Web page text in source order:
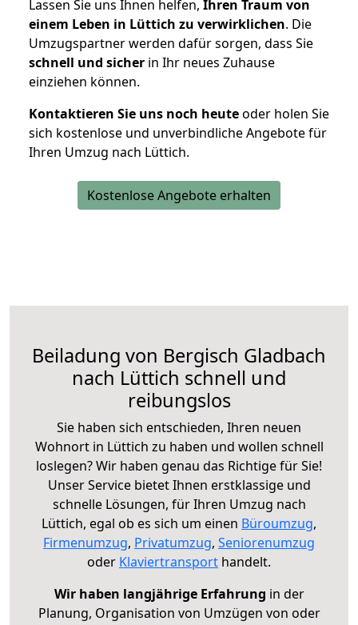
Lassen Sie uns Ihnen helfen, Ihren Traum von
einem Leben in Lüttich zu verwirklichen. Die
Umzugspartner werden dafür sorgen, dass Sie
schnell und sicher in Ihr neues Zuhause
einziehen können.
Kontaktieren Sie uns noch heuteoder holen Sie
sich kostenlose und unverbindliche Angebote für
Ihren Umzug nach Lüttich.
Kostenlose Angebote erhalten
Beiladung von Bergisch Gladbach
nach Lüttich schnell und
reibungslos
Sie haben sich entschieden, Ihren neuen
Wohnort in Lüttich zu haben und wollen schnell
loslegen? Wir haben genau das Richtige für Sie!
Unser Service bietet Ihnen erstklassige und
schnelle Lösungen, für Ihren Umzug nach
Lüttich, egal ob es sich um einen Büroumzug,
Firmenumzug, Privatumzug, Seniorenumzug
oder Klaviertransport handelt.
Wir haben langjährige Erfahrung in der
Planung, Organisation von Umzügen von oder